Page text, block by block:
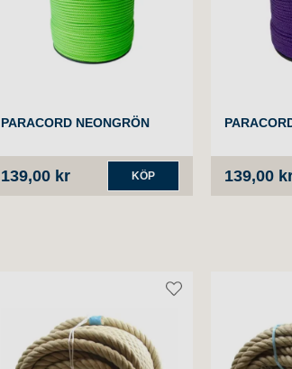
PARACORD NEONGRÖN
139,00 kr KÖP 139,00